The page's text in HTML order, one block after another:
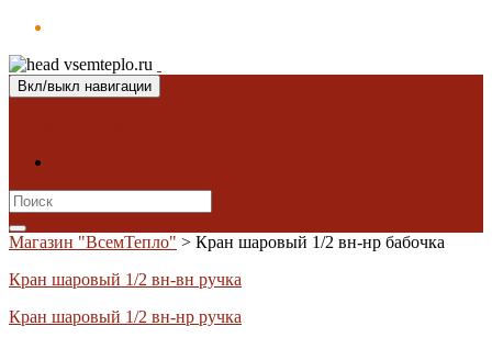
Вкл/выкл навигации
Search
for:
Магазин "ВсемТепло" > Кран шаровый 1/2 вн-нр бабочка
Кран шаровый 1/2 вн-вн ручка
Кран шаровый 1/2 вн-нр ручка